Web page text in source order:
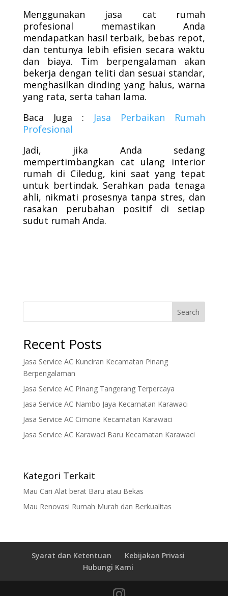
Menggunakan jasa cat rumah
profesional memastikan Anda
mendapatkan hasil terbaik, bebas repot,
dan tentunya lebih efisien secara waktu
dan biaya. Tim berpengalaman akan
bekerja dengan teliti dan sesuai standar,
menghasilkan dinding yang halus, warna
yang rata, serta tahan lama.
Baca Juga : Jasa Perbaikan Rumah
Profesional
Jadi, jika Anda sedang
mempertimbangkan cat ulang interior
rumah di Ciledug, kini saat yang tepat
untuk bertindak. Serahkan pada tenaga
ahli, nikmati prosesnya tanpa stres, dan
rasakan perubahan positif di setiap
sudut rumah Anda.
Search
Recent Posts
Jasa Service AC Kunciran Kecamatan Pinang
Berpengalaman
Jasa Service AC Pinang Tangerang Terpercaya
Jasa Service AC Nambo Jaya Kecamatan Karawaci
Jasa Service AC Cimone Kecamatan Karawaci
Jasa Service AC Karawaci Baru Kecamatan Karawaci
Kategori Terkait
Mau Cari Alat berat Baru atau Bekas
Mau Renovasi Rumah Murah dan Berkualitas
Syarat dan Ketentuan
Kebijakan Privasi
Hubungi Kami